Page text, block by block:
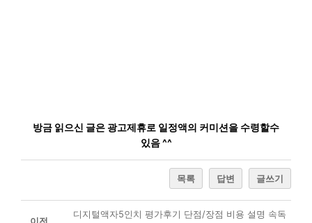
방금 읽으신 글은 광고제휴로 일정액의 커미션을 수령할수
있음 ^^
목록 답변 글쓰기
디지털액자5인치 평가후기 단점/장점 비용 설명 속독